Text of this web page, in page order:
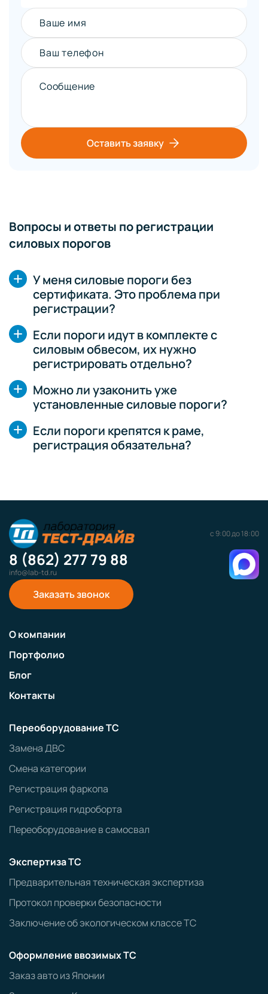
Ваше имя
Ваш телефон
Сообщение
Оставить заявку
Вопросы и ответы по регистрации
силовых порогов
У меня силовые пороги без
сертификата. Это проблема при
регистрации?
Если пороги идут в комплекте с
силовым обвесом, их нужно
регистрировать отдельно?
Можно ли узаконить уже
установленные силовые пороги?
Если пороги крепятся к раме,
регистрация обязательна?
с 9:00 до 18:00
8 (862) 277 79 88
info@lab-td.ru
Заказать звонок
О компании
Портфолио
Блог
Контакты
Переоборудование ТС
Замена ДВС
Смена категории
Регистрация фаркопа
Регистрация гидроборта
Переоборудование в самосвал
Экспертиза ТС
Предварительная техническая экспертиза
Протокол проверки безопасности
Заключение об экологическом классе ТС
Оформление ввозимых ТС
Заказ авто из Японии